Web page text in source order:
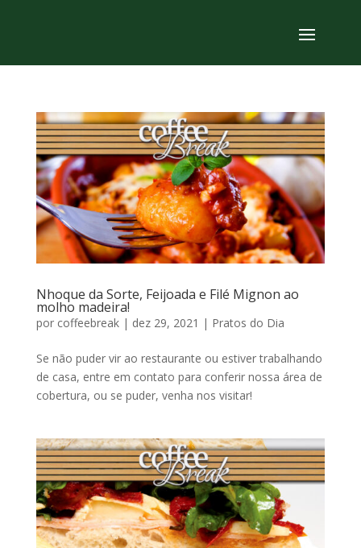
Nhoque da Sorte, Feijoada e Filé Mignon ao
molho madeira!
por coffeebreak| dez 29, 2021 | Pratos do Dia
Se não puder vir ao restaurante ou estiver trabalhando
de casa, entre em contato para conferir nossa área de
cobertura, ou se puder, venha nos visitar!